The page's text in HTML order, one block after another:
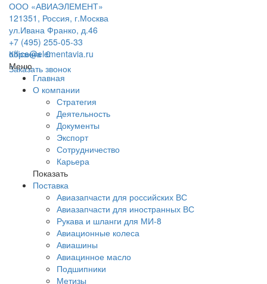
ООО «АВИАЭЛЕМЕНТ»
121351, Россия, г.Москва
ул.Ивана Франко, д.46
+7 (495) 255-05-33
office@elementavia.ru
Заказать звонок
Корзина0
Меню
Главная
О компании
Стратегия
Деятельность
Документы
Экспорт
Сотрудничество
Карьера
Показать
Поставка
Авиазапчасти для российских ВС
Авиазапчасти для иностранных ВС
Рукава и шланги для МИ-8
Авиационные колеса
Авиашины
Авиацинное масло
Подшипники
Метизы